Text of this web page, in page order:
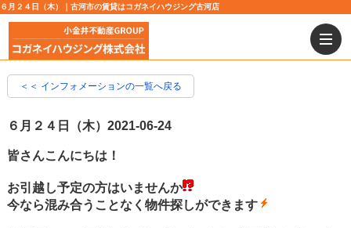
６月２４日（木）｜古河市の賃貸はコガネイハウジング古河店
＜＜ インフォメーションの一覧へ戻る
６月２４日（木） 2021-06-24
皆さんこんにちは！
お引越し予定の方はいませんか
今なら混み合うことなく物件探しができます